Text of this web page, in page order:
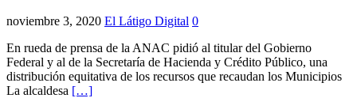
noviembre 3, 2020 El Látigo Digital 0
En rueda de prensa de la ANAC pidió al titular del Gobierno
Federal y al de la Secretaría de Hacienda y Crédito Público, una
distribución equitativa de los recursos que recaudan los Municipios
La alcaldesa […]